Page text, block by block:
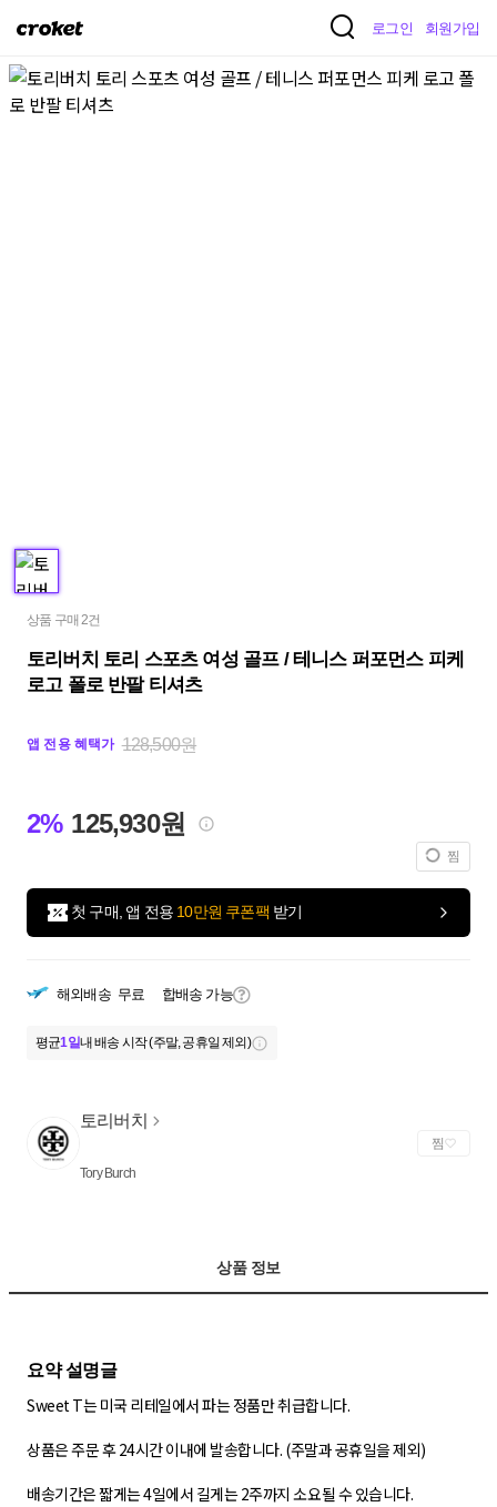
크
켓
로그인 회원가입
상품 구매 2건
토리버치 토리 스포츠 여성 골프 / 테니스 퍼포먼스 피케
로고 폴로 반팔 티셔츠
앱 전용 혜택가 128,500원
2% 125,930원
찜
첫 구매, 앱 전용 10만원 쿠폰팩 받기
해외배송 무료 합배송 가능
평균1일내 배송 시작 (주말, 공휴일 제외)
토리버치
Tory Burch
찜
상품 정보
요약 설명글
Sweet T는 미국 리테일에서 파는 정품만 취급합니다.
상품은 주문 후 24시간 이내에 발송합니다. (주말과 공휴일을 제외)
배송기간은 짧게는 4일에서 길게는 2주까지 소요될 수 있습니다.